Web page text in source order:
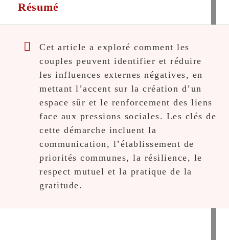
Résumé
Cet article a exploré comment les
couples peuvent identifier et réduire
les influences externes négatives, en
mettant l’accent sur la création d’un
espace sûr et le renforcement des liens
face aux pressions sociales. Les clés de
cette démarche incluent la
communication, l’établissement de
priorités communes, la résilience, le
respect mutuel et la pratique de la
gratitude.